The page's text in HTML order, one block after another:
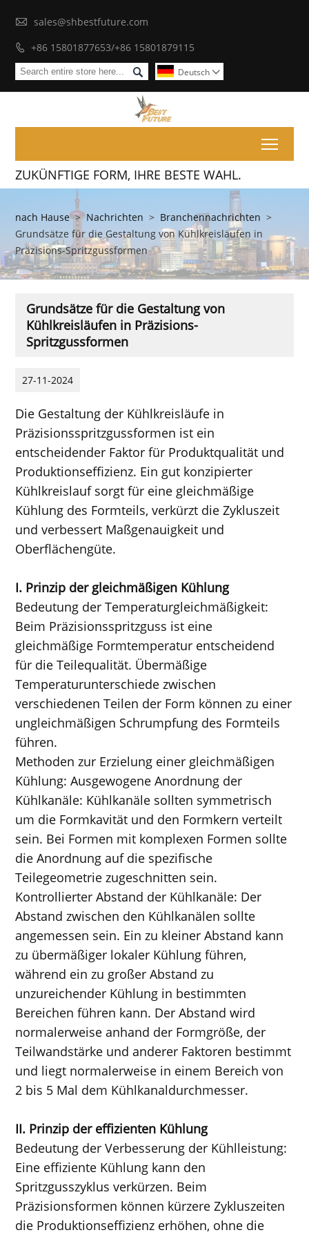
 sales@shbestfuture.com
 +86 15801877653/+86 15801879115
 Deutsch 
ZUKÜNFTIGE FORM, IHRE BESTE WAHL.
nach Hause > Nachrichten > Branchennachrichten >
Grundsätze für die Gestaltung von Kühlkreisläufen in
Präzisions-Spritzgussformen
Grundsätze für die Gestaltung von
Kühlkreisläufen in Präzisions-
Spritzgussformen
27-11-2024
Die Gestaltung der Kühlkreisläufe in
Präzisionsspritzgussformen ist ein
entscheidender Faktor für Produktqualität und
Produktionseffizienz. Ein gut konzipierter
Kühlkreislauf sorgt für eine gleichmäßige
Kühlung des Formteils, verkürzt die Zykluszeit
und verbessert Maßgenauigkeit und
Oberflächengüte.
I. Prinzip der gleichmäßigen Kühlung
Bedeutung der Temperaturgleichmäßigkeit:
Beim Präzisionsspritzguss ist eine
gleichmäßige Formtemperatur entscheidend
für die Teilequalität. Übermäßige
Temperaturunterschiede zwischen
verschiedenen Teilen der Form können zu einer
ungleichmäßigen Schrumpfung des Formteils
führen.
Methoden zur Erzielung einer gleichmäßigen
Kühlung: Ausgewogene Anordnung der
Kühlkanäle: Kühlkanäle sollten symmetrisch
um die Formkavität und den Formkern verteilt
sein. Bei Formen mit komplexen Formen sollte
die Anordnung auf die spezifische
Teilegeometrie zugeschnitten sein.
Kontrollierter Abstand der Kühlkanäle: Der
Abstand zwischen den Kühlkanälen sollte
angemessen sein. Ein zu kleiner Abstand kann
zu übermäßiger lokaler Kühlung führen,
während ein zu großer Abstand zu
unzureichender Kühlung in bestimmten
Bereichen führen kann. Der Abstand wird
normalerweise anhand der Formgröße, der
Teilwandstärke und anderer Faktoren bestimmt
und liegt normalerweise in einem Bereich von
2 bis 5 Mal dem Kühlkanaldurchmesser.
II. Prinzip der effizienten Kühlung
Bedeutung der Verbesserung der Kühlleistung:
Eine effiziente Kühlung kann den
Spritzgusszyklus verkürzen. Beim
Präzisionsformen können kürzere Zykluszeiten
die Produktionseffizienz erhöhen, ohne die